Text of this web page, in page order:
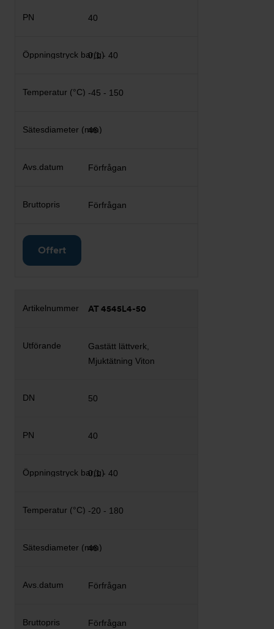
40
0,1 - 40
-45 - 150
46
Förfrågan
Förfrågan
Offert
AT 4545L4-50
Gastätt lättverk,
Mjuktätning Viton
50
40
0,1 - 40
-20 - 180
46
Förfrågan
Förfrågan